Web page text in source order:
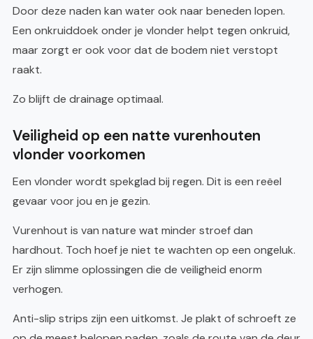
Door deze naden kan water ook naar beneden lopen.
Een onkruiddoek onder je vlonder helpt tegen onkruid,
maar zorgt er ook voor dat de bodem niet verstopt
raakt.
Zo blijft de drainage optimaal.
Veiligheid op een natte vurenhouten
vlonder voorkomen
Een vlonder wordt spekglad bij regen. Dit is een reëel
gevaar voor jou en je gezin.
Vurenhout is van nature wat minder stroef dan
hardhout. Toch hoef je niet te wachten op een ongeluk.
Er zijn slimme oplossingen die de veiligheid enorm
verhogen.
Anti-slip strips zijn een uitkomst. Je plakt of schroeft ze